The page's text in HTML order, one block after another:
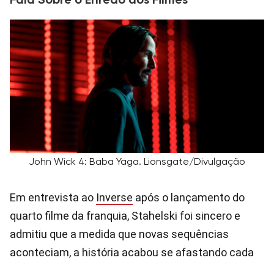
John Wick 4: Baba Yaga. Lionsgate/Divulgação
Em entrevista ao Inverse após o lançamento do
quarto filme da franquia, Stahelski foi sincero e
admitiu que a medida que novas sequências
aconteciam, a história acabou se afastando cada